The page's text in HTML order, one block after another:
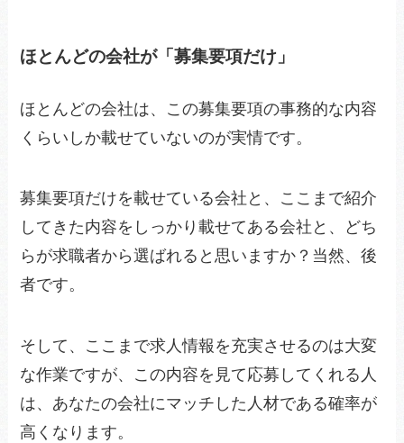
ほとんどの会社が「募集要項だけ」
ほとんどの会社は、この募集要項の事務的な内容
くらいしか載せていないのが実情です。
募集要項だけを載せている会社と、ここまで紹介
してきた内容をしっかり載せてある会社と、どち
らが求職者から選ばれると思いますか？当然、後
者です。
そして、ここまで求人情報を充実させるのは大変
な作業ですが、この内容を見て応募してくれる人
は、あなたの会社にマッチした人材である確率が
高くなります。